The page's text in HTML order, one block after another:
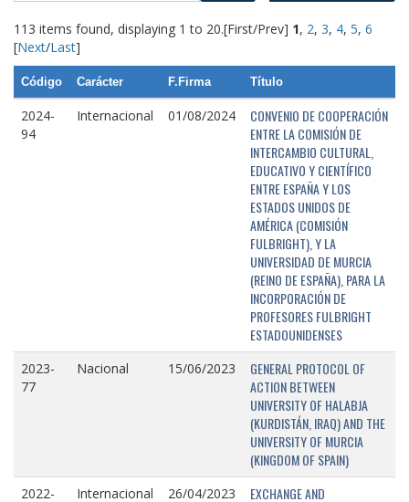
113 items found, displaying 1 to 20.[First/Prev] 1, 2, 3, 4, 5, 6
[Next/Last]
Código Carácter F.Firma Título
2024-
94
Internacional 01/08/2024
CONVENIO DE COOPERACIÓN
ENTRE LA COMISIÓN DE
INTERCAMBIO CULTURAL,
EDUCATIVO Y CIENTÍFICO
ENTRE ESPAÑA Y LOS
ESTADOS UNIDOS DE
AMÉRICA (COMISIÓN
FULBRIGHT), Y LA
UNIVERSIDAD DE MURCIA
(REINO DE ESPAÑA), PARA LA
INCORPORACIÓN DE
PROFESORES FULBRIGHT
ESTADOUNIDENSES
2023-
77
Nacional 15/06/2023
GENERAL PROTOCOL OF
ACTION BETWEEN
UNIVERSITY OF HALABJA
(KURDISTÁN, IRAQ) AND THE
UNIVERSITY OF MURCIA
(KINGDOM OF SPAIN)
2022-
Internacional 26/04/2023
EXCHANGE AND